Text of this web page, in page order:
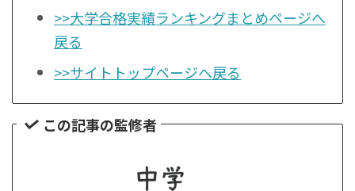
>>大学合格実績ランキングまとめページへ
戻る
>>サイトトップページへ戻る
この記事の監修者